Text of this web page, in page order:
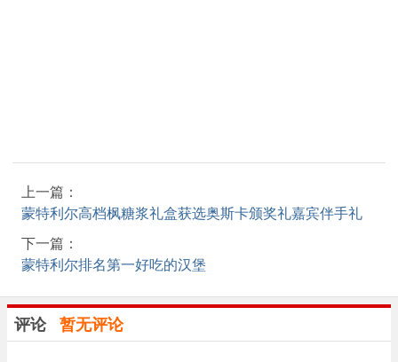
上一篇：
蒙特利尔高档枫糖浆礼盒获选奥斯卡颁奖礼嘉宾伴手礼
下一篇：
蒙特利尔排名第一好吃的汉堡
评论 暂无评论